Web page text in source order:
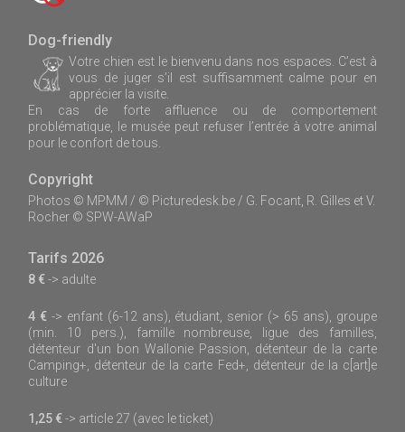
Dog-friendly
Votre chien est le bienvenu dans nos espaces. C’est à
vous de juger s’il est suffisamment calme pour en
apprécier la visite.
En cas de forte affluence ou de comportement
problématique, le musée peut refuser l’entrée à votre animal
pour le confort de tous.
Copyright
Photos © MPMM / © Picturedesk.be / G. Focant, R. Gilles et V.
Rocher © SPW-AWaP
Tarifs 2026
8 €-> adulte
4 € -> enfant (6-12 ans), étudiant, senior (> 65 ans), groupe
(min. 10 pers.), famille nombreuse, ligue des familles,
détenteur d'un bon Wallonie Passion, détenteur de la carte
Camping+, détenteur de la carte Fed+, détenteur de la c[art]e
culture
1,25 €-> article 27 (avec le ticket)